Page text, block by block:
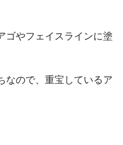
ゴやフェイスラインに塗
なので、重宝しているア